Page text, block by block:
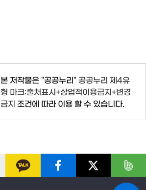
본 저작물은 "공공누리" 공공누리 제4유
형 마크:출처표시+상업적이용금지+변경
금지 조건에 따라 이용 할 수 있습니다.